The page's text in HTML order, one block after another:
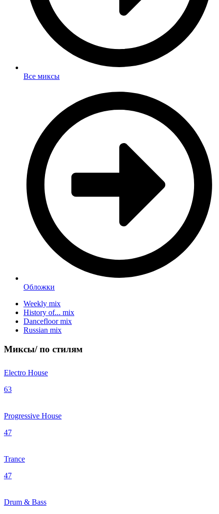
Все миксы
Обложки
Weekly mix
History of... mix
Dancefloor mix
Russian mix
Миксы/по стилям
Electro House
63
Progressive House
47
Trance
47
Drum & Bass